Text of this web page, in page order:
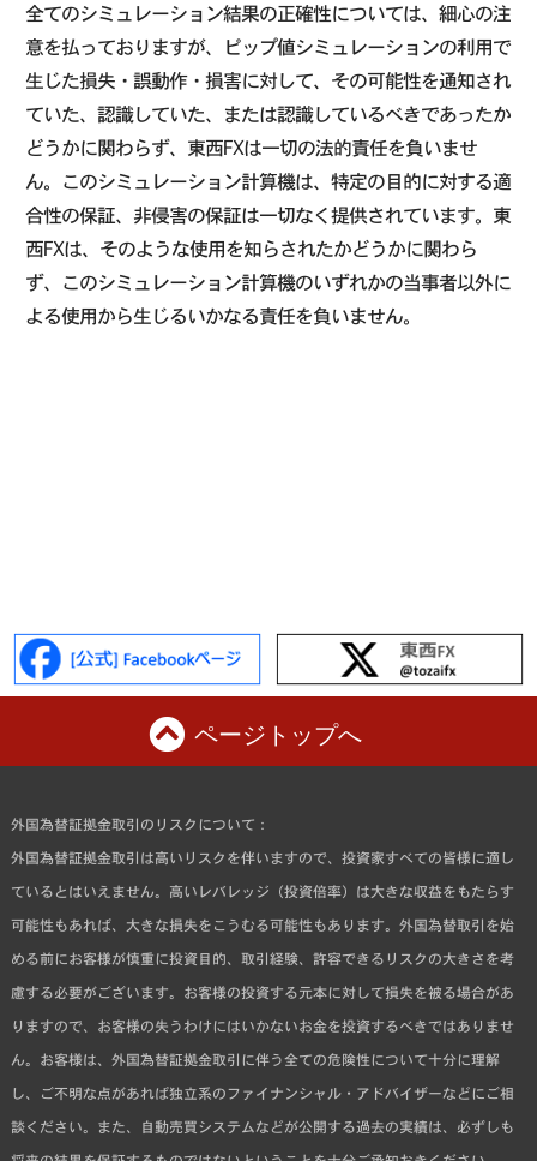
全てのシミュレーション結果の正確性については、細心の注
意を払っておりますが、ピップ値シミュレーションの利用で
生じた損失・誤動作・損害に対して、その可能性を通知され
ていた、認識していた、または認識しているべきであったか
どうかに関わらず、東西FXは一切の法的責任を負いませ
ん。このシミュレーション計算機は、特定の目的に対する適
合性の保証、非侵害の保証は一切なく提供されています。東
西FXは、そのような使用を知らされたかどうかに関わら
ず、このシミュレーション計算機のいずれかの当事者以外に
よる使用から生じるいかなる責任を負いません。
ページトップへ
外国為替証拠金取引のリスクについて：
外国為替証拠金取引は高いリスクを伴いますので、投資家すべての皆様に適し
ているとはいえません。高いレバレッジ（投資倍率）は大きな収益をもたらす
可能性もあれば、大きな損失をこうむる可能性もあります。外国為替取引を始
める前にお客様が慎重に投資目的、取引経験、許容できるリスクの大きさを考
慮する必要がございます。お客様の投資する元本に対して損失を被る場合があ
りますので、お客様の失うわけにはいかないお金を投資するべきではありませ
ん。お客様は、外国為替証拠金取引に伴う全ての危険性について十分に理解
し、ご不明な点があれば独立系のファイナンシャル・アドバイザーなどにご相
談ください。また、自動売買システムなどが公開する過去の実績は、必ずしも